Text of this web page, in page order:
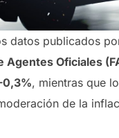
datos publicados
Agentes Oficiales
0,3%, mientras que
de la